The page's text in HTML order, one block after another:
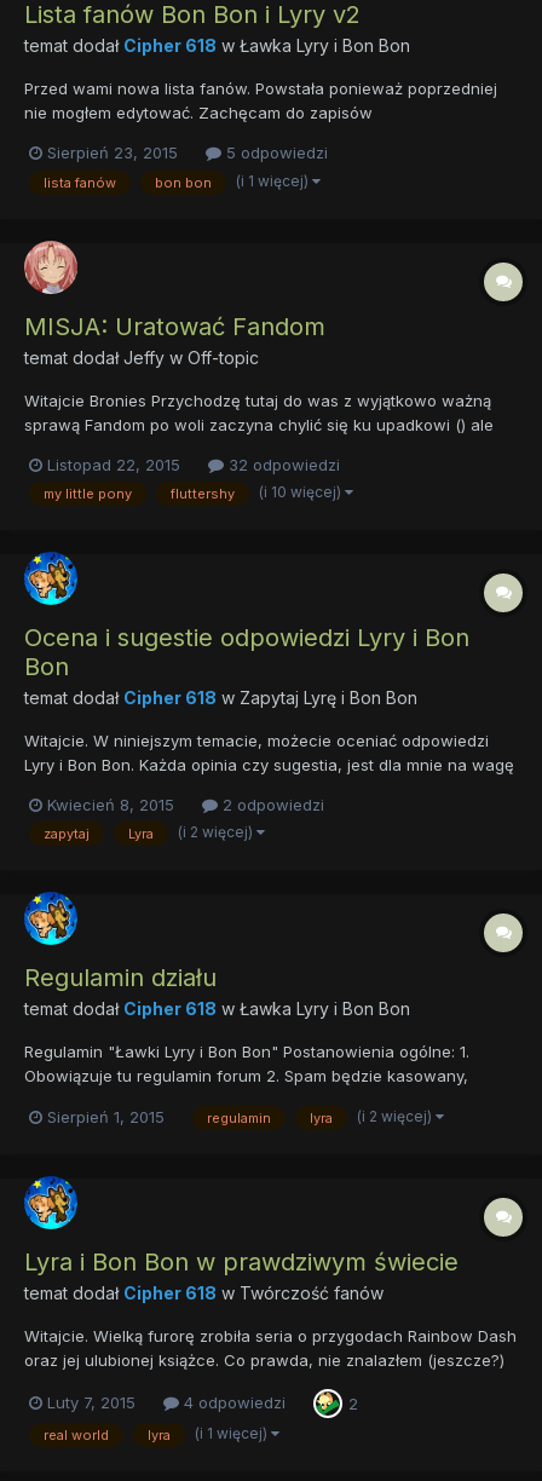
Lista fanów Bon Bon i Lyry v2
temat dodał Cipher 618 w Ławka Lyry i Bon Bon
Przed wami nowa lista fanów. Powstała ponieważ poprzedniej
nie mogłem edytować. Zachęcam do zapisów
Sierpień 23, 2015 5 odpowiedzi
lista fanów bon bon (i 1 więcej)
MISJA: Uratować Fandom
temat dodałJeffy w Off-topic
Witajcie Bronies Przychodzę tutaj do was z wyjątkowo ważną
sprawą Fandom po woli zaczyna chylić się ku upadkowi () ale
Sami zobaczcie! https://www.youtube.com/watch?
v=_sdN59VceXM
Listopad 22, 2015 32 odpowiedzi
my little pony fluttershy (i 10 więcej)
Ocena i sugestie odpowiedzi Lyry i Bon
Bon
temat dodał Cipher 618 w Zapytaj Lyrę i Bon Bon
Witajcie. W niniejszym temacie, możecie oceniać odpowiedzi
Lyry i Bon Bon. Każda opinia czy sugestia, jest dla mnie na wagę
Kwiecień 8, 2015
2 odpowiedzi
zapytaj Lyra (i 2 więcej)
Regulamin działu
temat dodał Cipher 618 w Ławka Lyry i Bon Bon
Regulamin "Ławki Lyry i Bon Bon" Postanowienia ogólne: 1.
Obowiązuje tu regulamin forum 2. Spam będzie kasowany,
"Wycieczki osobiste" będą kasowane. W przypadku "recydywy"
Sierpień 1, 2015 regulamin lyra (i 2 więcej)
Lyra i Bon Bon w prawdziwym świecie
temat dodał Cipher 618 w Twórczość fanów
Witajcie. Wielką furorę zrobiła seria o przygodach Rainbow Dash
oraz jej ulubionej książce. Co prawda, nie znalazłem (jeszcze?)
"Lyra / Bon Bon in real world". Zachęcam do zamieszczania
znalezionych artów. Pamiętajcie o jednym. Muszą być...
Luty 7, 2015 4 odpowiedzi 2
real world lyra (i 1 więcej)